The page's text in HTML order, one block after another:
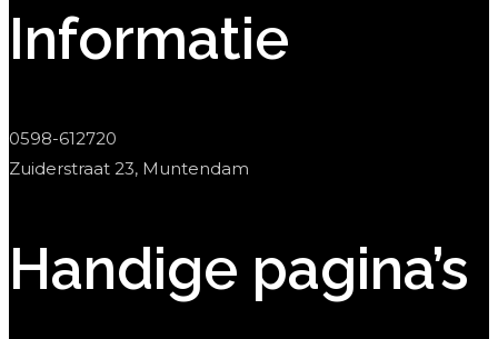
Informatie
0598-612720
Zuiderstraat 23, Muntendam
Handige pagina’s